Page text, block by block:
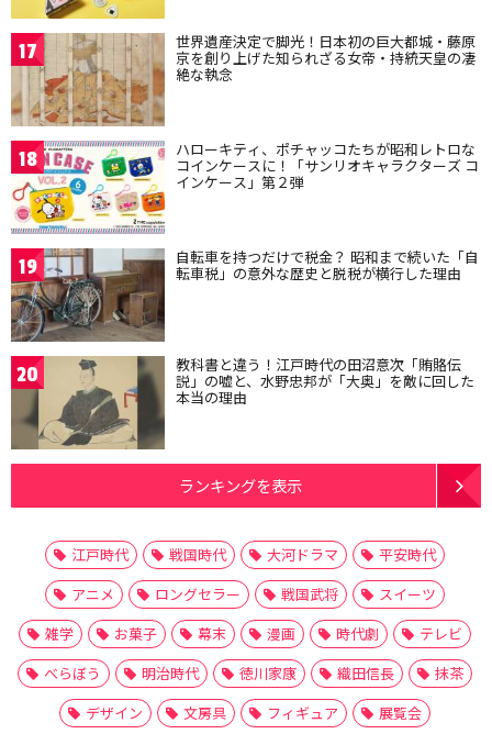
17 世界遺産決定で脚光！日本初の巨大都城・藤原
京を創り上げた知られざる女帝・持統天皇の凄
絶な執念
18 ハローキティ、ポチャッコたちが昭和レトロな
コインケースに！「サンリオキャラクターズ コ
インケース」第２弾
19 自転車を持つだけで税金？ 昭和まで続いた「自
転車税」の意外な歴史と脱税が横行した理由
20 教科書と違う！江戸時代の田沼意次「賄賂伝
説」の嘘と、水野忠邦が「大奥」を敵に回した
本当の理由
ランキングを表示
江戸時代 戦国時代 大河ドラマ
平安時代
アニメ
ロングセラー 戦国武将
スイーツ
雑学
お菓子 幕末 漫画 時代劇
テレビ
べらぼう
明治時代 徳川家康 織田信長
抹茶
デザイン
文房具 フィギュア
展覧会